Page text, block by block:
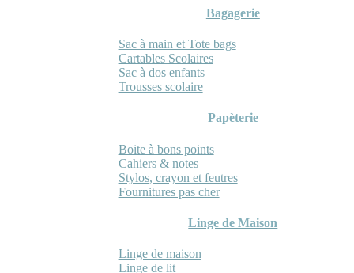
Bagagerie
Sac à main et Tote bags
Cartables Scolaires
Sac à dos enfants
Trousses scolaire
Papèterie
Boite à bons points
Cahiers & notes
Stylos, crayon et feutres
Fournitures pas cher
Linge de Maison
Linge de maison
Linge de lit